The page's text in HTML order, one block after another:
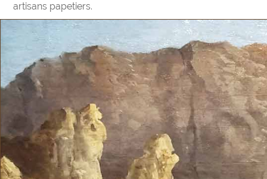
artisans papetiers.